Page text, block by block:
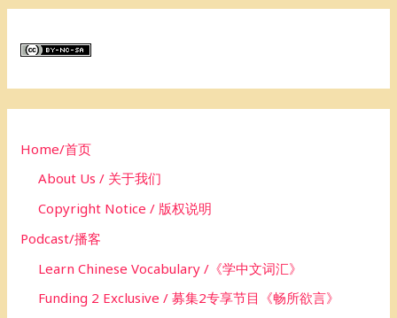
c
rHome/首页
About Us / 关于我们
Copyright Notice / 版权说明
Podcast/播客
Learn Chinese Vocabulary /《学中文词汇》
Funding 2 Exclusive / 募集2专享节目《畅所欲言》